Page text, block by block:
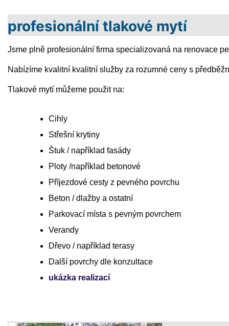
profesionální tlakové mytí
Jsme plně profesionální firma specializovaná na renovace
Nabízíme kvalitní kvalitní služby za rozumné ceny s
Tlakové mytí můžeme použit na:
Cihly
Střešní krytiny
Štuk / například fasády
Ploty /například betonové
Příjezdové cesty z pevného povrchu
Beton / dlažby a ostatní
Parkovací místa s pevným povrchem
Verandy
Dřevo / například terasy
Další povrchy dle konzultace
ukázka realizací